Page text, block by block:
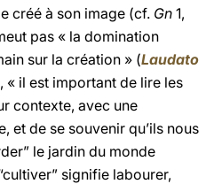
créé à son image (cf. Gn 1,
pas « la domination
sur la création » (Laudato
« il est important de lire les
contexte, avec une
et de se souvenir qu’ils nous
le jardin du monde
signifie labourer,